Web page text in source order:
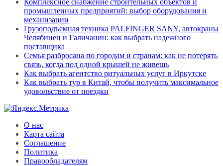
Комплексное снабжение строительных объектов и
промышленных предприятий: выбор оборудования и
механизации
Грузоподъемная техника PALFINGER SANY, автокраны
Челябинец и Галичанин: как выбрать надежного
поставщика
Семья разбросана по городам и странам: как не потерять
связь, когда под одной крышей не живешь
Как выбрать агентство ритуальных услуг в Иркутске
Как выбрать тур в Китай, чтобы получить максимальное
удовольствие от поездки
О нас
Карта сайта
Соглашение
Политика
Правообладателям